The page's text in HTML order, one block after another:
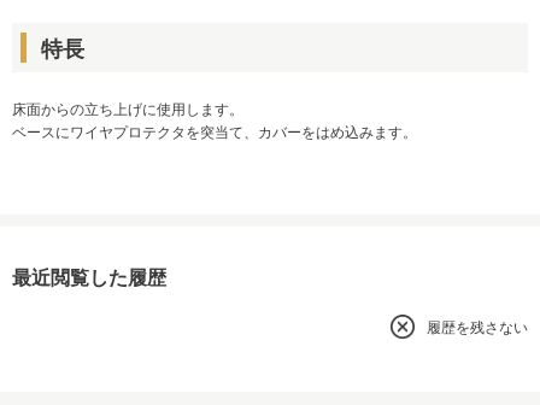
特長
床面からの立ち上げに使用します。
ベースにワイヤプロテクタを突当て、カバーをはめ込みます。
最近閲覧した履歴
履歴を残さない